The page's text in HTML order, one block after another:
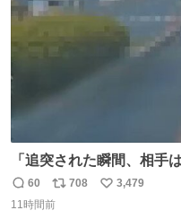
「追突された瞬間、相手
話。 しかも後で無免許と
返
信
60
リ
ポ
708
い
3,479
11時間前